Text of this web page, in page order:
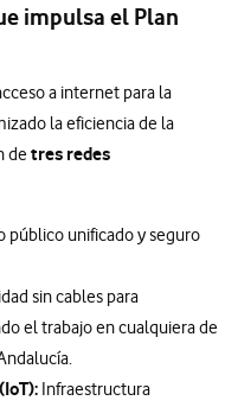
impulsa el Plan
a internet para la
la eficiencia de la
detres redes
público unificado y seguro
sin cables para
el trabajo en cualquiera de
Infraestructura